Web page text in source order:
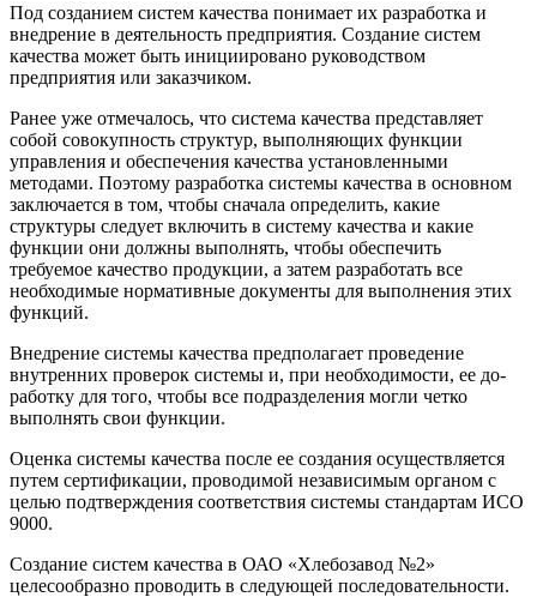
Под созданием систем качества понимает их разработка и
внедрение в деятельность предприятия. Создание систем
качества может быть инициировано руководством
предприятия или заказчиком.
Ранее уже отмечалось, что система качества представляет
собой совокупность структур, выполняющих функции
управления и обеспечения качества установленными
методами. Поэтому разработка системы качества в основном
заключается в том, чтобы сначала определить, какие
структуры следует включить в систему качества и какие
функции они должны выполнять, чтобы обеспечить
требуемое качество продукции, а затем разработать все
необходимые нормативные доку­менты для выполнения этих
функций.
Внедрение системы качества предполагает проведение
внутренних проверок системы и, при необходимости, ее до­
работку для того, чтобы все подразделения могли четко
выполнять свои функции.
Оценка системы качества после ее создания осуществляется
путем сертификации, проводимой независимым органом с
целью подтверждения соответствия системы стандартам ИСО
9000.
Создание систем качества в ОАО «Хлебозавод №2»
целесообразно проводить в следующей последовательности.